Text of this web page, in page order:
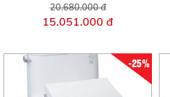
20.680.000 đ
15.051.000 đ
-25%